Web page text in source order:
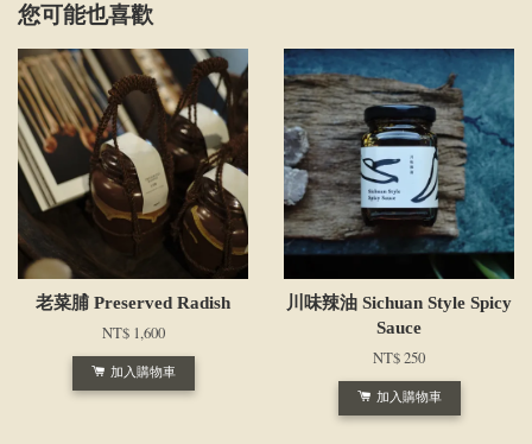
您可能也喜歡
老菜脯 Preserved Radish
NT$ 1,600
加入購物車
川味辣油 Sichuan Style Spicy
Sauce
NT$ 250
加入購物車